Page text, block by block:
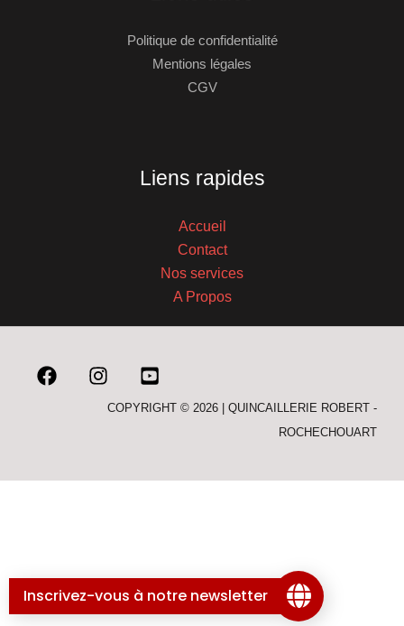
Politique de confidentialité
Mentions légales
CGV
Liens rapides
Accueil
Contact
Nos services
A Propos
COPYRIGHT © 2026 | QUINCAILLERIE ROBERT -
ROCHECHOUART
Inscrivez-vous à notre newsletter